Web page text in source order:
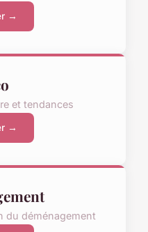
→
et tendances
→
du déménagement